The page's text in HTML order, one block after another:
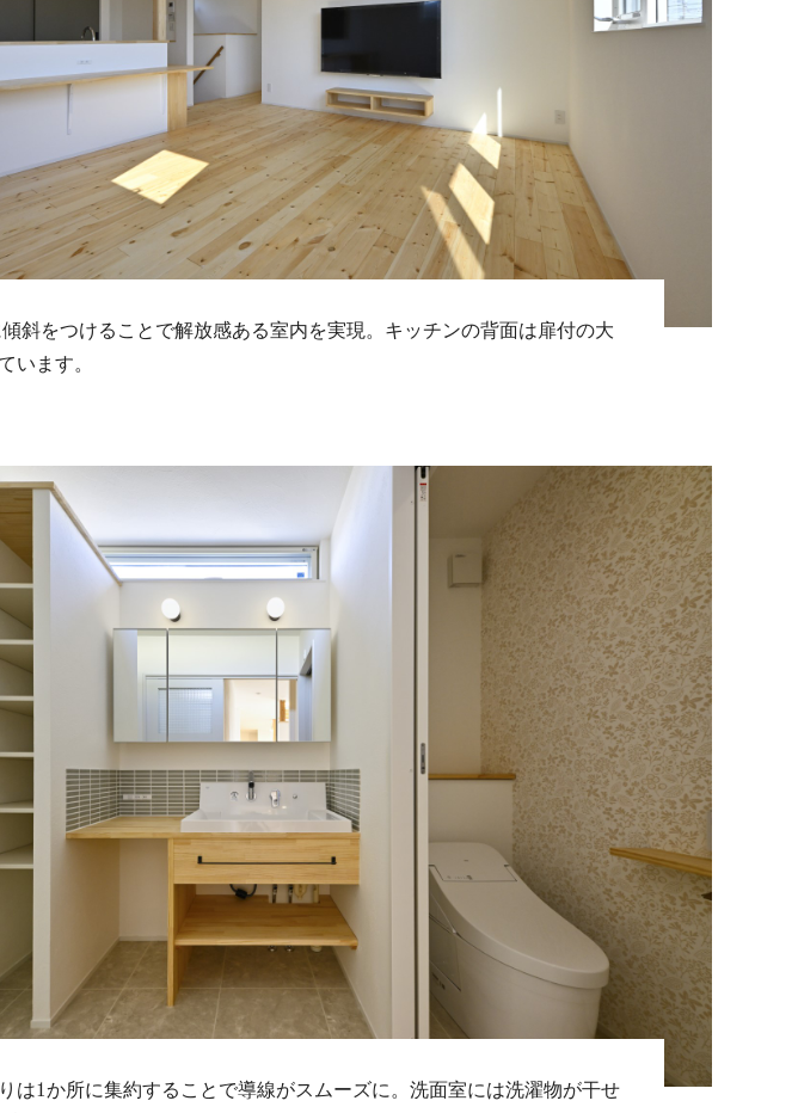
斜をつけることで解放感ある室内を実現。キッチンの背面は扉付の大
います。
は1か所に集約することで導線がスムーズに。洗面室には洗濯物が干せ